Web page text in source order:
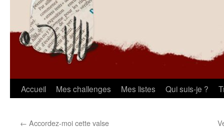
Aller
contenu
Accueil Mes challenges Mes listes Qui suis-je ?
← Accordez-moi cette valse